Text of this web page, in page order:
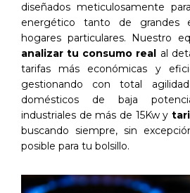
diseñados meticulosamente
energético tanto de grandes
hogares particulares. Nuestro
analizar tu consumo real al
tarifas más económicas y
gestionando con total
domésticos de baja
industriales de más de 15Kw y
buscando siempre, sin
posible para tu bolsillo.